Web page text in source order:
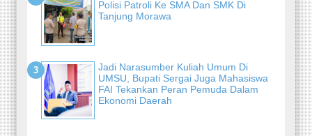
Polisi Patroli Ke SMA Dan SMK Di
Tanjung Morawa
Jadi Narasumber Kuliah Umum Di
UMSU, Bupati Sergai Juga Mahasiswa
FAI Tekankan Peran Pemuda Dalam
Ekonomi Daerah